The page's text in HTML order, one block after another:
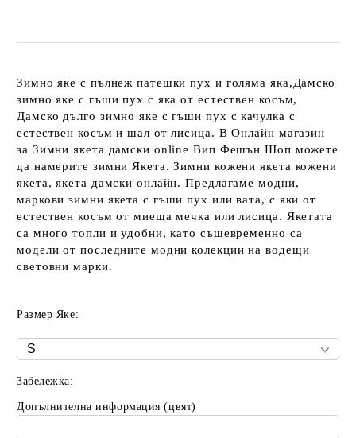
Зимно яке с пълнеж патешки пух и голяма яка,Дамско
зимно яке с гъши пух с яка от естествен косъм,
Дамско дълго зимно яке с гъши пух с качулка с
естествен косъм и шал от лисица. В Онлайн магазин
за Зимни якета дамски online Вип Фешън Шоп можете
да намерите зимни Якета. Зимни кожени якета кожени
якета, якета дамски онлайн. Предлагаме модни,
маркови зимни якета с гъши пух или вата, с яки от
естествен косъм от миеща мечка или лисица. Якетата
са много топли и удобни, като същевременно са
модели от последните модни колекции на водещи
световни марки.
Размер Яке:
Забележка:
Допълнителна информация (цвят)